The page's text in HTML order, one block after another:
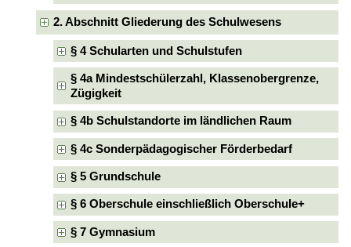
2. Abschnitt Gliederung des Schulwesens
§ 4 Schularten und Schulstufen
§ 4a Mindestschülerzahl, Klassenobergrenze,
Zügigkeit
§ 4b Schulstandorte im ländlichen Raum
§ 4c Sonderpädagogischer Förderbedarf
§ 5 Grundschule
§ 6 Oberschule einschließlich Oberschule+
§ 7 Gymnasium